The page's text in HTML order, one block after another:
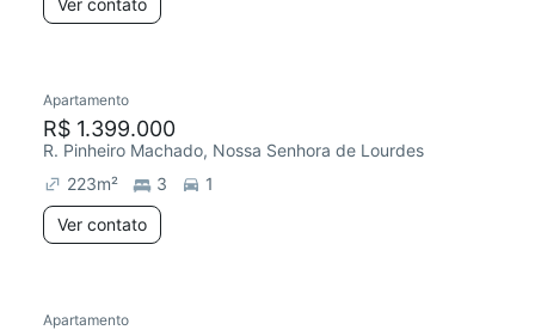
Ver contato
Apartamento
R$ 1.399.000
R. Pinheiro Machado, Nossa Senhora de Lourdes
223m² 3
1
Ver contato
Apartamento